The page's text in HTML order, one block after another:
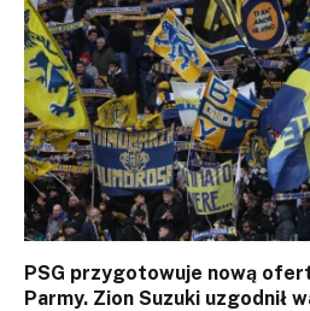
PSG przygotowuje nową
Parmy. Zion Suzuki uzgodnił